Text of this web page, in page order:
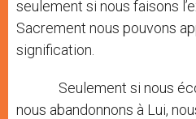
seulement si nous faisons
Sacrement nous pouvons
signification.
Seulement si nous
nous abandonnons à Lui,